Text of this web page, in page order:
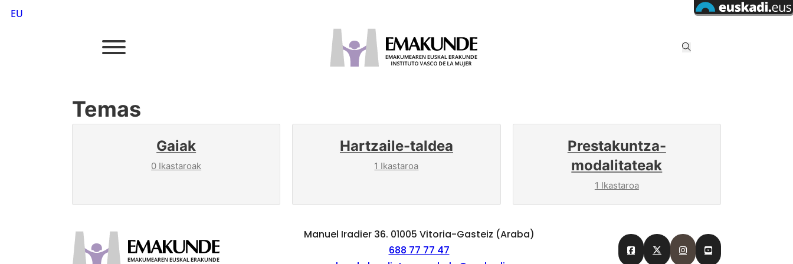
EU
Temas
Gaiak
0 Ikastaroak
Hartzaile-taldea
1 Ikastaroa
Prestakuntza-
modalitateak
1 Ikastaroa
Manuel Iradier 36. 01005 Vitoria-Gasteiz (Araba)
688 77 77 47